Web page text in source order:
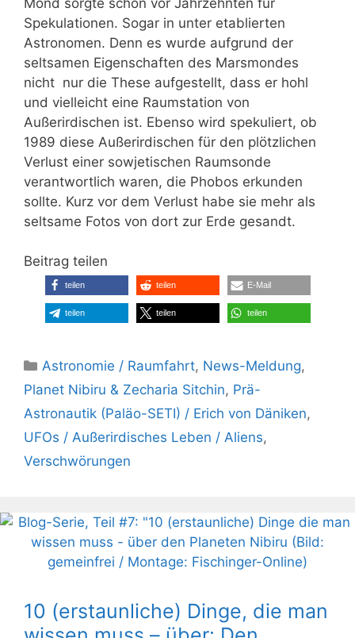
Spekulationen. Sogar in unter etablierten
Astronomen. Denn es wurde aufgrund der
seltsamen Eigenschaften des Marsmondes
nicht nur die These aufgestellt, dass er hohl
und vielleicht eine Raumstation von
Außerirdischen ist. Ebenso wird spekuliert, ob
1989 diese Außerirdischen für den plötzlichen
Verlust einer sowjetischen Raumsonde
verantwortlich waren, die Phobos erkunden
sollte. Kurz vor dem Verlust habe sie mehr als
seltsame Fotos von dort zur Erde gesandt.
Beitrag teilen
teilen teilen E-Mail
teilen teilen teilen
Kategorien
Astronomie / Raumfahrt, News-Meldung,
Planet Nibiru & Zecharia Sitchin, Prä-
Astronautik (Paläo-SETI) / Erich von Däniken,
UFOs / Außerirdisches Leben / Aliens,
Verschwörungen
10 (erstaunliche) Dinge, die man